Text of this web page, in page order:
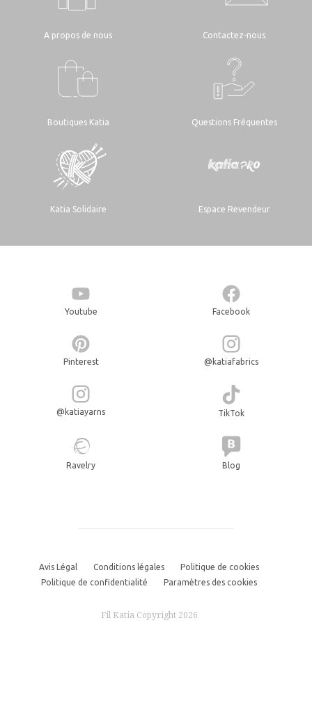
A propos de nous Contactez-nous
Boutiques Katia Questions Fréquentes
Katia Solidaire Espace Revendeur
Youtube Facebook
Pinterest @katiafabrics
@katiayarns TikTok
Ravelry Blog
Avis Légal Conditions légales
Politique de cookies
Politique de confidentialité
Paramètres des cookies
Fil Katia Copyright 2026